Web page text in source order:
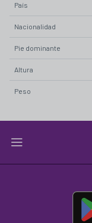
País
Nacionalidad
Pie dominante
Altura
Peso